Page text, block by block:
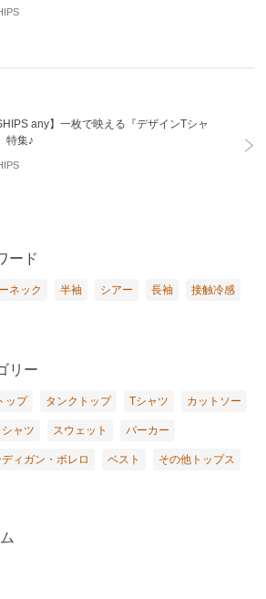
any】一枚で映える『デザインTシャ
特集♪
ード
ネック 半袖 シアー 長袖 接触冷感
リー
ップ タンクトップ Tシャツ カットソー
ャツ スウェット パーカー
ディガン・ボレロ ベスト その他トップス